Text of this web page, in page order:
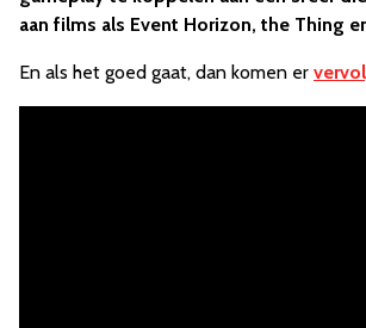
aan films als Event Horizon, the Thing
En als het goed gaat, dan komen er